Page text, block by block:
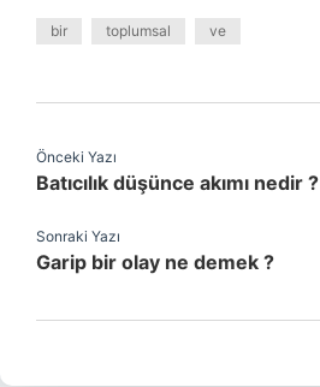
bir toplumsal ve
Önceki Yazı
Batıcılık düşünce akımı nedir ?
Sonraki Yazı
Garip bir olay ne demek ?